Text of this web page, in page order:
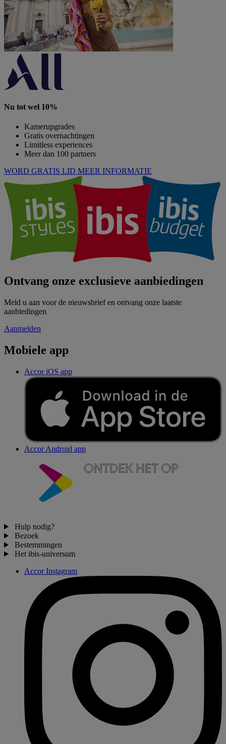
Nu tot wel 10%
Kamerupgrades
Gratis overnachtingen
Limitless experiences
Meer dan 100 partners
WORD GRATIS LID MEER INFORMATIE
Ontvang onze exclusieve aanbiedingen
Meld u aan voor de nieuwsbrief en ontvang onze laatste
aanbiedingen
Aanmelden
Mobiele app
Accor iOS app
Accor Android app
Hulp nodig?
Bezoek
Bestemmingen
Het ibis-universum
Accor Instagram